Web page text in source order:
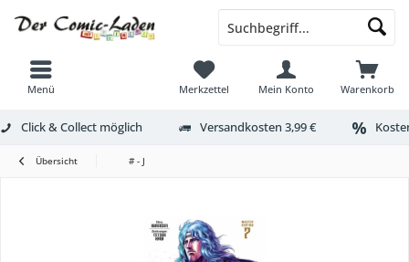
Menü Warenkorb
Merkzettel Mein Konto
Click & Collect möglich Versandkosten 3,99 €
Übersicht # - J